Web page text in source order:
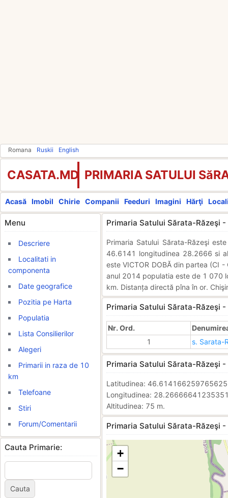
Romana Ruskii English
CASATA.MD PRIMARIA SATULUI
Acasă Imobil Chirie Companii Feeduri Imagini Hărţi
Menu
Descriere
Localitati in
componenta
Date geografice
Pozitia pe Harta
Populatia
Lista Consilierilor
Alegeri
Primarii in raza de 10
km
Telefoane
Stiri
Forum/Comentarii
Cauta Primarie:
Primaria Satului Sărata-Răzeşi
Primaria Satului Sărata-Răzeşi
46.6141 longitudinea 28.2666 si
este VICTOR DOBĂ din partea (CI
anul 2014 populatia este de 1 070
km. Distanța directă pîna în or.
Primaria Satului Sărata-Răzeşi
Nr. Ord.
1
s. Sarata-
Primaria Satului Sărata-Răzeşi
Latitudinea:
Longitudinea:
Altitudinea: 75 m.
Primaria Satului Sărata-Răzeşi
+
−